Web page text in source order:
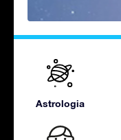
Astrologia